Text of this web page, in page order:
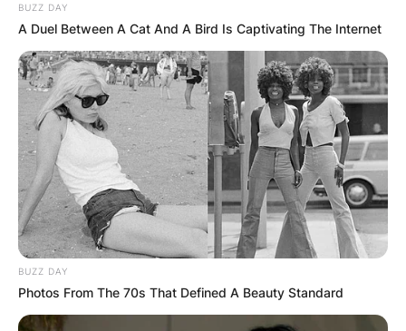
Централно место во манастирот е светиот
чудотворен камен, за кој се верува дека е
проткаен со светоста на моштите на Свети
Никита. Преку него, верниците бараат
поврзување со светителот и со Бога,
молејќи нивните молби да бидат слушнати
и услишени.
Безброј аџии, домашни и странски,
сведочат за преобразувачката моќ на
BUZZ DAY
A Duel Between A Cat And A Bird Is Captivating The Internet
BUZZ DAY
Photos From The 70s That Defined A Beauty Standard